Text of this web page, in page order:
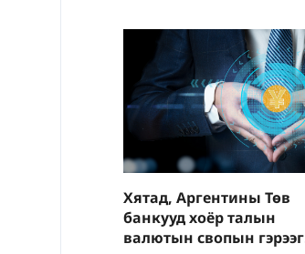
Хятад, Аргентины Төв
банкууд хоёр талын
валютын свопын гэрээг